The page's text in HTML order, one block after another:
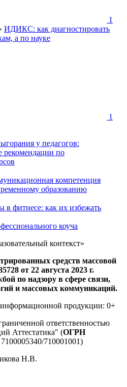
1
ИДИКС: как диагностировать
а по науке
1
у педагогов:
рекомендации по
компетенция
образованию
в фитнесе: как их избежать
коуча
контекст»
средств массовой
от 22 августа 2023 г.
по надзору в сфере связи,
и массовых коммуникаций.
информационной продукции: 0+
ответственностью
Аттестатика" (ОГРН
7100005340/710001001)
Н.В.